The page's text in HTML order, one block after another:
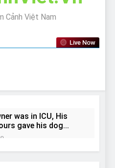
Cảnh Việt Nam
Live Now
was in ICU, His
gave his dog